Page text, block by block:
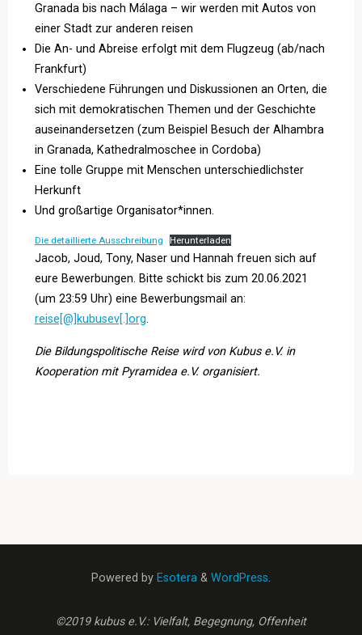
Granada bis nach Málaga – wir werden mit Autos von
einer Stadt zur anderen reisen
Die An- und Abreise erfolgt mit dem Flugzeug (ab/nach
Frankfurt)
Verschiedene Führungen und Diskussionen an Orten, die
sich mit demokratischen Themen und der Geschichte
auseinandersetzen (zum Beispiel Besuch der Alhambra
in Granada, Kathedralmoschee in Cordoba)
Eine tolle Gruppe mit Menschen unterschiedlichster
Herkunft
Und großartige Organisator*innen.
Die detaillierte Ausschreibung Herunterladen
Jacob, Joud, Tony, Naser und Hannah freuen sich auf
eure Bewerbungen. Bitte schickt bis zum 20.06.2021
(um 23:59 Uhr) eine Bewerbungsmail an:
reise[@]kubusev[.]org.
Die Bildungspolitische Reise wird von Kubus e.V. in
Kooperation mit Pyramidea e.V. organisiert.
Powered by Esotera & WordPress.
©2019 kubus e.V.: Vielfalt, Begegnung, Offenheit